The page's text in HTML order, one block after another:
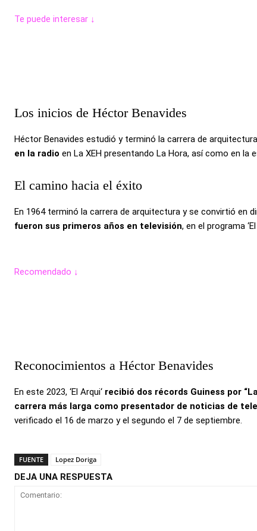
Te puede interesar ↓
Los inicios de Héctor Benavides
Héctor Benavides estudió y terminó la carrera de
en la radio en La XEH presentando La Hora, así como en la
El camino hacia el éxito
En 1964 terminó la carrera de arquitectura y se convirtió en
fueron sus primeros años en televisión, en el programa
Recomendado ↓
Reconocimientos a Héctor Benavides
En este 2023, ‘El Arqui‘ recibió dos récords Guiness por
carrera más larga como presentador de noticias de
verificado el 16 de marzo y el segundo el 7 de septiembre.
FUENTE Lopez Doriga
DEJA UNA RESPUESTA